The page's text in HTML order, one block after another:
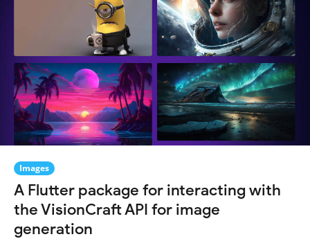
Images
A Flutter package for interacting with
the VisionCraft API for image
generation